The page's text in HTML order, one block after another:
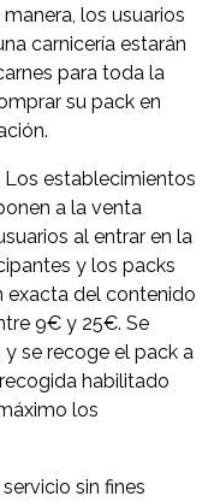
los usuarios
carnicería estarán
para toda la
su pack en
establecimientos
a la venta
al entrar en la
y los packs
exacta del contenido
9€ y 25€. Se
se recoge el pack a
habilitado
los
sin fines